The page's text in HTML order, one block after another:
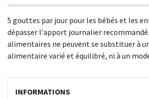
5 gouttes par jour pour les bébés et les
dépasser l'apport journalier
alimentaires ne peuvent se substituer à
alimentaire varié et équilibré, ni à un
INFORMATIONS